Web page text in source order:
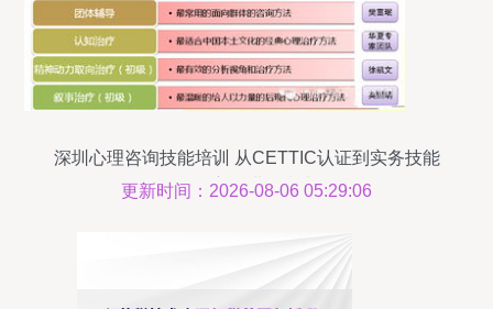
深圳心理咨询技能培训 从CETTIC认证到实务技能
的全方位进阶指南
更新时间：2026-08-06 05:29:06